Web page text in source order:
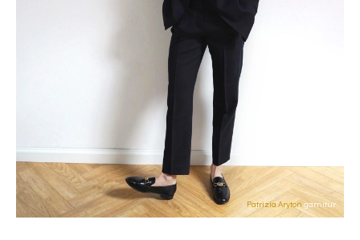
Patrizia Arytongarnitur